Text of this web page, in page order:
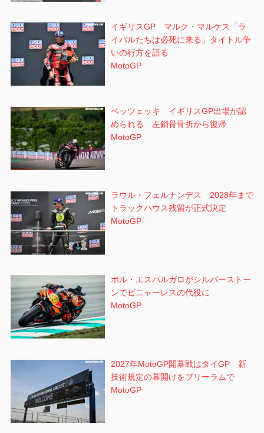
イギリスGP マルク・マルケス「ラ
イバルたちは必死に来る」タイトル争
いの行方を語る
MotoGP
ベッツェッキ イギリスGP出場が認
められる 左鎖骨骨折から復帰
MotoGP
ラウル・フェルナンデス 2028年まで
トラックハウス残留が正式決定
MotoGP
ポル・エスパルガロがシルバーストー
ンでビニャーレスの代役に
MotoGP
2027年MotoGP開幕戦はタイGP 新
技術規定の幕開けをブリーラムで
MotoGP